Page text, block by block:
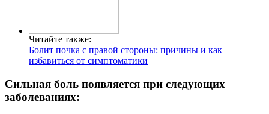
Читайте также:
Болит почка с правой стороны: причины и как
избавиться от симптоматики
Сильная боль появляется при следующих
заболеваниях: